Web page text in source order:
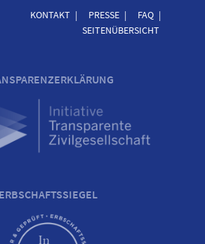
KONTAKT PRESSE
FAQ
SEITENÜBERSICHT
ERBSCHAFTSSIEGEL